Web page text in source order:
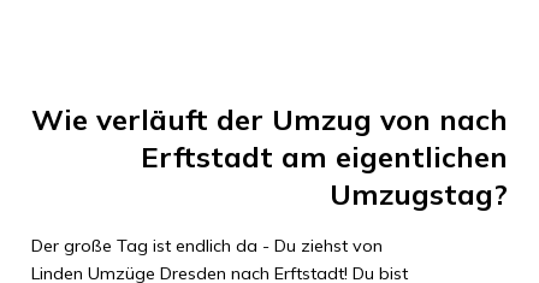
Wie verläuft der Umzug von nach
Erftstadt am eigentlichen
Umzugstag?
Der große Tag ist endlich da - Du ziehst von
Linden Umzüge Dresden nach Erftstadt! Du bist